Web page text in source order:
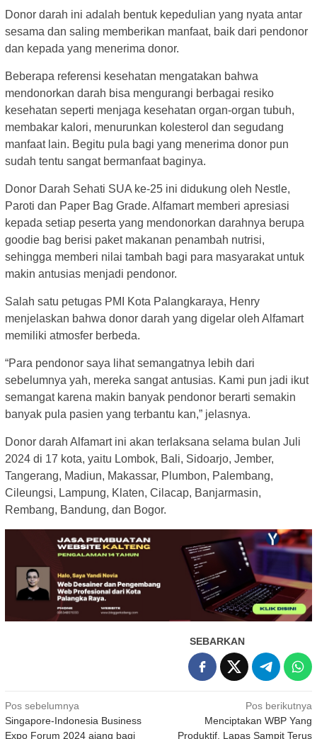
Donor darah ini adalah bentuk kepedulian yang nyata antar
sesama dan saling memberikan manfaat, baik dari pendonor
dan kepada yang menerima donor.
Beberapa referensi kesehatan mengatakan bahwa
mendonorkan darah bisa mengurangi berbagai resiko
kesehatan seperti menjaga kesehatan organ-organ tubuh,
membakar kalori, menurunkan kolesterol dan segudang
manfaat lain. Begitu pula bagi yang menerima donor pun
sudah tentu sangat bermanfaat baginya.
Donor Darah Sehati SUA ke-25 ini didukung oleh Nestle,
Paroti dan Paper Bag Grade. Alfamart memberi apresiasi
kepada setiap peserta yang mendonorkan darahnya berupa
goodie bag berisi paket makanan penambah nutrisi,
sehingga memberi nilai tambah bagi para masyarakat untuk
makin antusias menjadi pendonor.
Salah satu petugas PMI Kota Palangkaraya, Henry
menjelaskan bahwa donor darah yang digelar oleh Alfamart
memiliki atmosfer berbeda.
“Para pendonor saya lihat semangatnya lebih dari
sebelumnya yah, mereka sangat antusias. Kami pun jadi ikut
semangat karena makin banyak pendonor berarti semakin
banyak pula pasien yang terbantu kan,” jelasnya.
Donor darah Alfamart ini akan terlaksana selama bulan Juli
2024 di 17 kota, yaitu Lombok, Bali, Sidoarjo, Jember,
Tangerang, Madiun, Makassar, Plumbon, Palembang,
Cileungsi, Lampung, Klaten, Cilacap, Banjarmasin,
Rembang, Bandung, dan Bogor.
SEBARKAN
Navigasi
pos
Pos sebelumnya
Singapore-Indonesia Business
Expo Forum 2024 ajang bagi
Pos berikutnya
Menciptakan WBP Yang
Produktif, Lapas Sampit Terus